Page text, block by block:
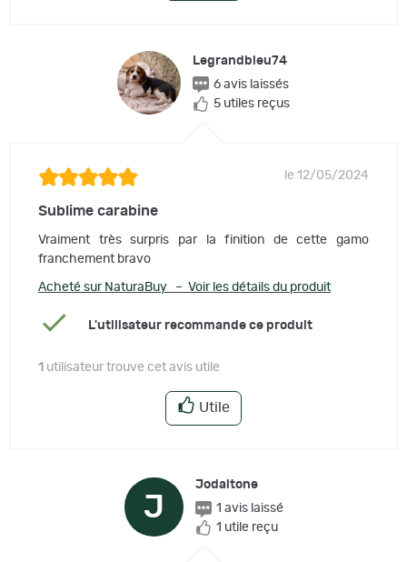
Legrandbleu74
6 avis laissés
5 utiles reçus
le 12/05/2024
Sublime carabine
Vraiment très surpris par la finition de cette gamo
franchement bravo
Acheté sur NaturaBuy – Voir les détails du produit
L'utilisateur recommande ce produit
1 utilisateur trouve cet avis utile
Utile
J
Jodaltone
1 avis laissé
1 utile reçu